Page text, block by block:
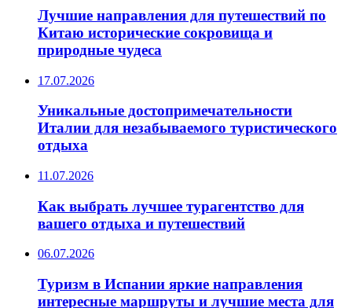
Лучшие направления для путешествий по
Китаю исторические сокровища и
природные чудеса
17.07.2026
Уникальные достопримечательности
Италии для незабываемого туристического
отдыха
11.07.2026
Как выбрать лучшее турагентство для
вашего отдыха и путешествий
06.07.2026
Туризм в Испании яркие направления
интересные маршруты и лучшие места для